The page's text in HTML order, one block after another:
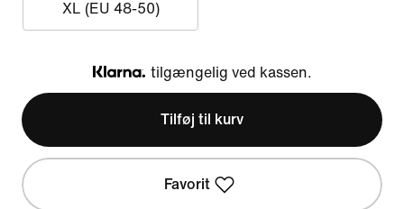
XL (EU 48-50)
Klarna
tilgængelig ved kassen.
Tilføj til kurv
Favorit